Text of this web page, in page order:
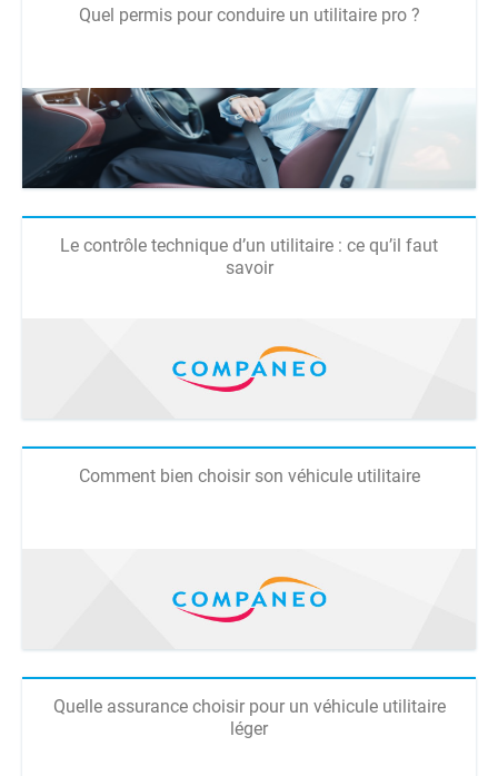
Quel permis pour conduire un utilitaire pro ?
Le contrôle technique d’un utilitaire : ce qu’il faut
savoir
Comment bien choisir son véhicule utilitaire
Quelle assurance choisir pour un véhicule utilitaire
léger